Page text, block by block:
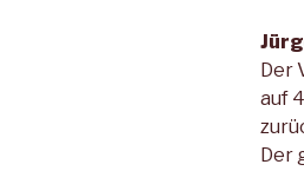
Der
auf
Der